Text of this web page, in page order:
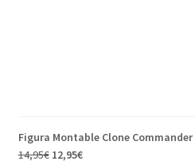
Figura Montable Clone Commander
14,95€ 12,95€